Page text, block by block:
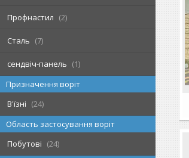
Профнастил 2
Сталь 7
сендвіч-панель
1
Призначення воріт
В'їзні
24
Область застосування воріт
Побутові
24